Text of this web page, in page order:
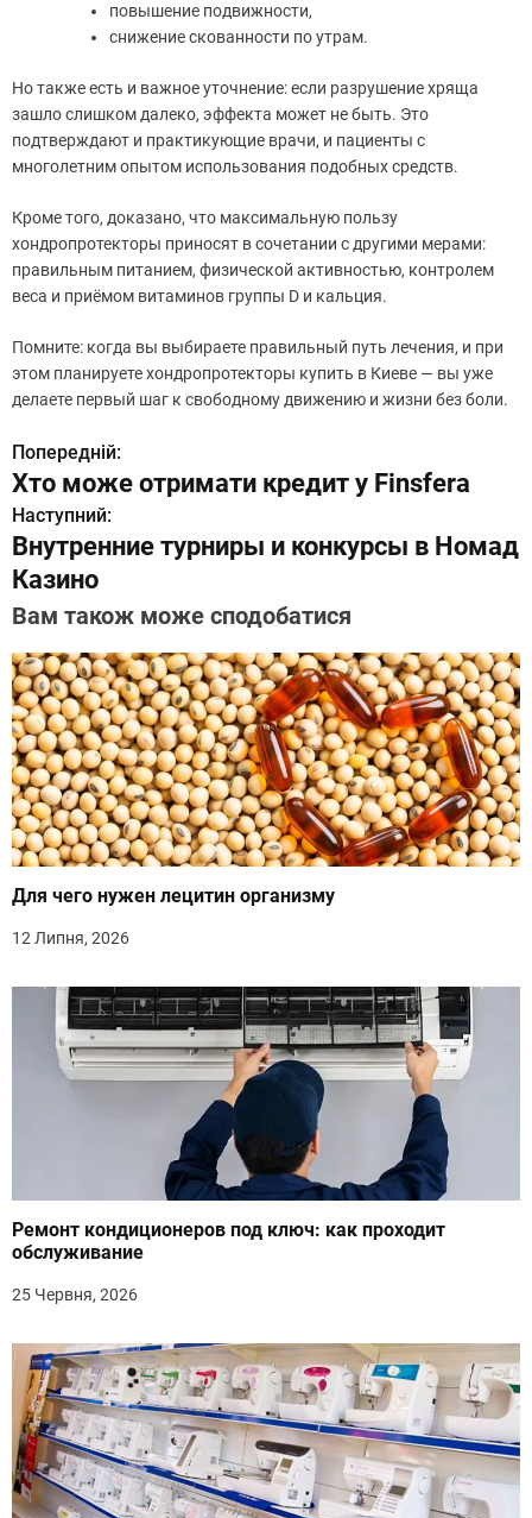
повышение подвижности,
снижение скованности по утрам.
Но также есть и важное уточнение: если разрушение хряща
зашло слишком далеко, эффекта может не быть. Это
подтверждают и практикующие врачи, и пациенты с
многолетним опытом использования подобных средств.
Кроме того, доказано, что максимальную пользу
хондропротекторы приносят в сочетании с другими мерами:
правильным питанием, физической активностью, контролем
веса и приёмом витаминов группы D и кальция.
Помните: когда вы выбираете правильный путь лечения, и при
этом планируете хондропротекторы купить в Киеве — вы уже
делаете первый шаг к свободному движению и жизни без боли.
Н
а
в
і
а
ц
і
я
з
а
Попередній:
Хто може отримати кредит у Finsfera
Наступний:
Внутренние турниры и конкурсы в Номад
Казино
Вам також може сподобатися
Для чего нужен лецитин организму
12 Липня, 2026
Ремонт кондиционеров под ключ: как проходит
обслуживание
25 Червня, 2026